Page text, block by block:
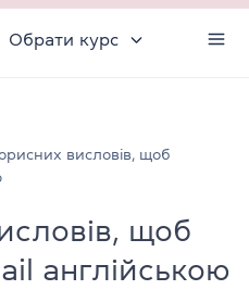
Обрати курс
висловів, щоб
щоб
англійською